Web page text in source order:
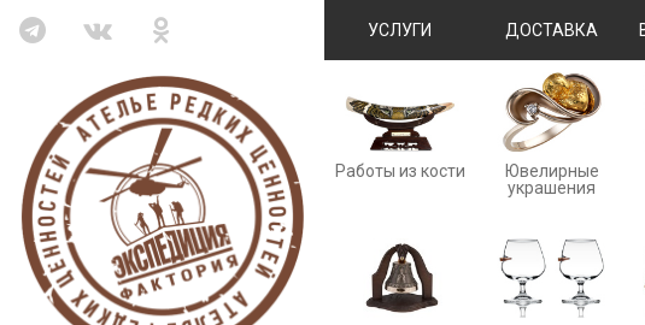
УСЛУГИ ДОСТАВКА
Работы из кости
Ювелирные
украшения